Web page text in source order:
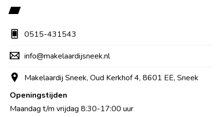
0515-431543
info@makelaardijsneek.nl
Makelaardij Sneek, Oud Kerkhof 4, 8601 EE, Sneek
Openingstijden
Maandag t/m vrijdag 8:30-17:00 uur